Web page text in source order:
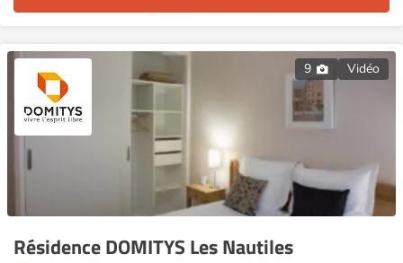
9 Vidéo
Résidence DOMITYS Les Nautiles